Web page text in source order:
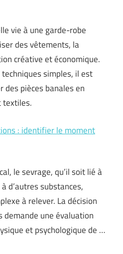
vie à une garde-robe
des vêtements, la
créative et économique.
simples, il est
pièces banales en
textiles.
: identifier le moment
le sevrage, qu’il soit lié à
d’autres substances,
à relever. La décision
demande une évaluation
et psychologique de …